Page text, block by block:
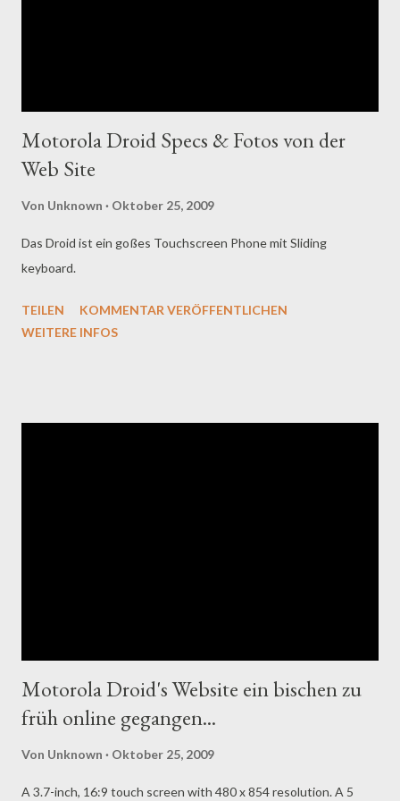
Motorola Droid Specs & Fotos von der
Web Site
Von Unknown Oktober 25, 2009
Das Droid ist ein goßes Touchscreen Phone mit Sliding
keyboard.
TEILEN
KOMMENTAR VERÖFFENTLICHEN
WEITERE INFOS
Motorola Droid's Website ein bischen zu
früh online gegangen...
Von Unknown Oktober 25, 2009
A 3.7-inch, 16:9 touch screen with 480 x 854 resolution. A 5